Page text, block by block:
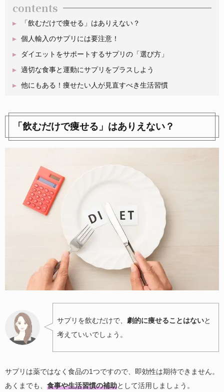
contents
「飲むだけで痩せる」はありえない？
個人輸入のサプリには要注意！
ダイエットをサポートするサプリの「選び方」
適切な食事と運動にサプリをプラスしよう
他にもある！痩せたい人が見直すべき生活習慣
「飲むだけで痩せる」はありえない？
サプリを飲むだけで、 劇的に痩せることはないと
考えていいでしょう。
サプリは薬ではなく食品の1つですので、即効性は期待できません。
あくまでも、 食事や生活習慣の補助として活用しましょう。